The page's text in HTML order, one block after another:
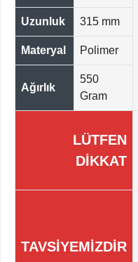
Uzunluk 315 mm
Materyal Polimer
Ağırlık
550
Gram
LÜTFEN
DİKKAT
TAVSİYEMİZDİR